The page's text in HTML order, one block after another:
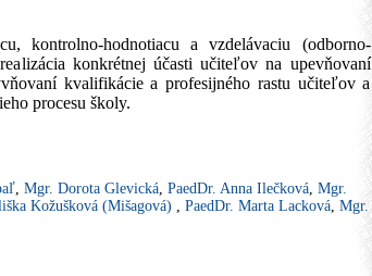
kontrolno-hodnotiacu a vzdelávaciu (odborno-
konkrétnej účasti učiteľov na upevňovaní
kvalifikácie a profesijného rastu učiteľov a
procesu školy.
, Mgr. Dorota Glevická, PaedDr. Anna Ilečková, Mgr.
Kožušková (Mišagová) , PaedDr. Marta Lacková, Mgr.